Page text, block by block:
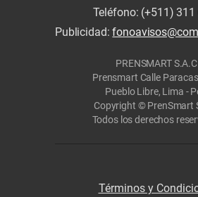
Teléfono: (+511) 311
Publicidad:
PRENSMART S.A.C.
Prensmart Calle
Pueblo Libre, Lima -
Copyright © PrenSmart
Todos los derechos
Términos y